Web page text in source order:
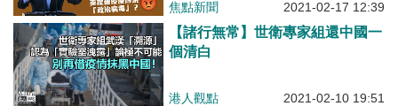
焦點新聞 2021-02-17 12:39
【諸行無常】世衛專家組還中國一
個清白
港人觀點 2021-02-10 19:51